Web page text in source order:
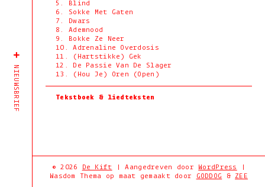
+
−
NIEUWSBRIEF
5. Blind
6. Sokke Met Gaten
7. Dwars
8. Ademnood
9. Bokke Ze Neer
10. Adrenaline Overdosis
11. (Hartstikke) Gek
12. De Passie Van De Slager
13. (Hou Je) Oren (Open)
Tekstboek & liedteksten
© 2026 De Kift |Aangedreven door WordPress
Wasdom Thema op maat gemaakt door
GODDOG & ZEE